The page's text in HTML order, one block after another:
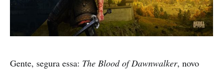
Gente, segura essa: The Blood of Dawnwalker, novo